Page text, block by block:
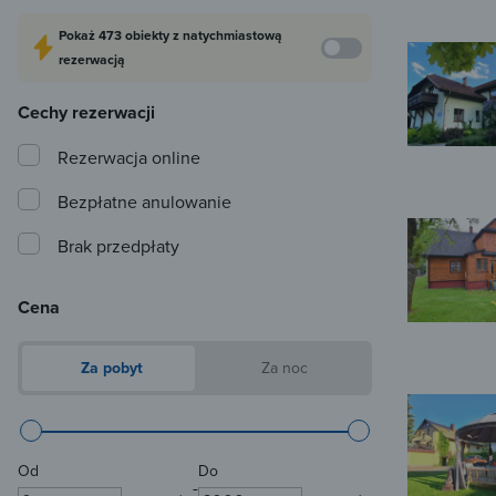
Pokaż473 obiektyz natychmiastową
rezerwacją
Cechy rezerwacji
Rezerwacja online
Bezpłatne anulowanie
Brak przedpłaty
Cena
Za pobyt Za noc
Od
-
Do